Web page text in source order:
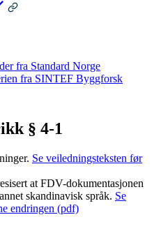
fra Standard Norge
fra SINTEF Byggforsk
§ 4-1
Se veiledningsteksten før
at FDV-dokumentasjonen
skandinavisk språk. Se
endringen (pdf)